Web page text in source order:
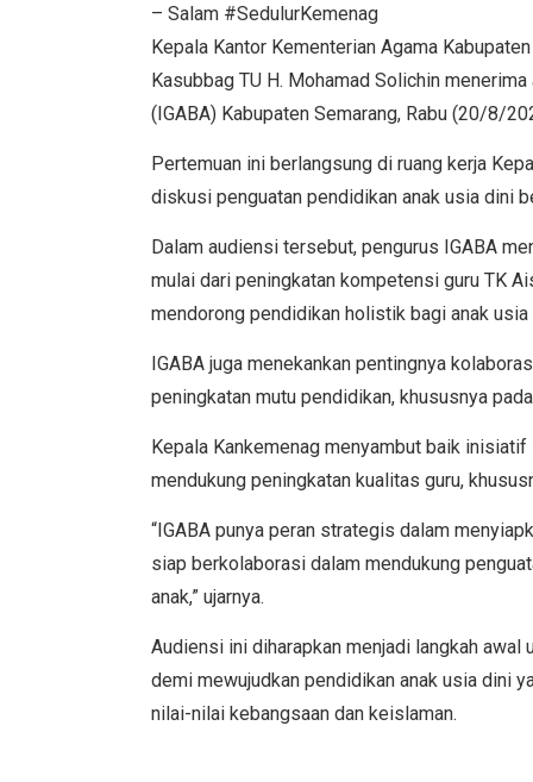
– Salam #SedulurKemenag
Kepala Kantor Kementerian Agama
Kasubbag TU H. Mohamad Solichin
(IGABA) Kabupaten Semarang, Rabu (20/8/
Pertemuan ini berlangsung di ruang kerja
diskusi penguatan pendidikan anak usia dini
Dalam audiensi tersebut, pengurus IGABA
mulai dari peningkatan kompetensi guru TK
mendorong pendidikan holistik bagi anak usia
IGABA juga menekankan pentingnya
peningkatan mutu pendidikan, khususnya
Kepala Kankemenag menyambut baik
mendukung peningkatan kualitas guru,
“IGABA punya peran strategis dalam
siap berkolaborasi dalam mendukung
anak,” ujarnya.
Audiensi ini diharapkan menjadi langkah awal
demi mewujudkan pendidikan anak usia dini
nilai-nilai kebangsaan dan keislaman.